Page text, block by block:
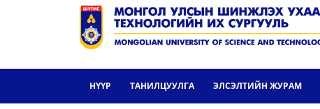
НҮҮР ТАНИЛЦУУЛГА ЭЛСЭЛТИЙН ЖУРАМ